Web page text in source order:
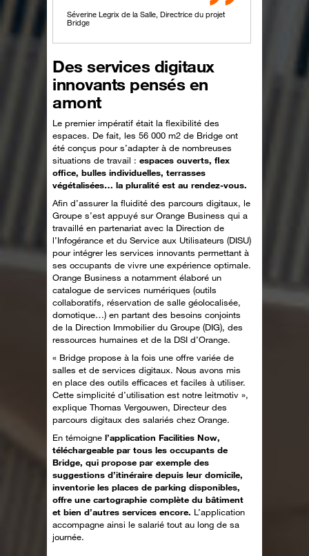
Séverine Legrix de la Salle, Directrice du projet
Bridge
Des services digitaux
innovants pensés en
amont
Le premier impératif était la flexibilité des
espaces. De fait, les 56 000 m2 de Bridge ont
été conçus pour s’adapter à de nombreuses
situations de travail : espaces ouverts, flex
office, bulles individuelles, terrasses
végétalisées… la pluralité est au rendez-vous.
Afin d’assurer la fluidité des parcours digitaux, le
Groupe s’est appuyé sur Orange Business qui a
travaillé en partenariat avec la Direction de
l’Infogérance et du Service aux Utilisateurs (DISU)
pour intégrer les services innovants permettant à
ses occupants de vivre une expérience optimale.
Orange Business a notamment élaboré un
catalogue de services numériques (outils
collaboratifs, réservation de salle géolocalisée,
domotique…) en partant des besoins conjoints
de la Direction Immobilier du Groupe (DIG), des
ressources humaines et de la DSI d’Orange.
« Bridge propose à la fois une offre variée de
salles et de services digitaux. Nous avons mis
en place des outils efficaces et faciles à utiliser.
Cette simplicité d’utilisation est notre leitmotiv »,
explique Thomas Vergouwen, Directeur des
parcours digitaux des salariés chez Orange.
En témoigne l’application Facilities Now,
téléchargeable par tous les occupants de
Bridge, qui propose par exemple des
suggestions d’itinéraire depuis leur domicile,
inventorie les places de parking disponibles,
offre une cartographie complète du bâtiment
et bien d’autres services encore. L’application
accompagne ainsi le salarié tout au long de sa
journée.